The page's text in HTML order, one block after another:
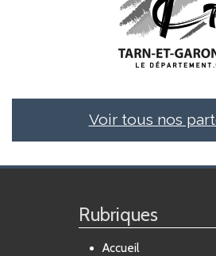
Voir tous nos
Rubriques
Accueil